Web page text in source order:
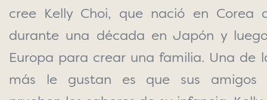
cree Kelly Choi, que nació en Corea
durante una década en Japón y
Europa para crear una familia. Una de
más le gustan es que sus amigos